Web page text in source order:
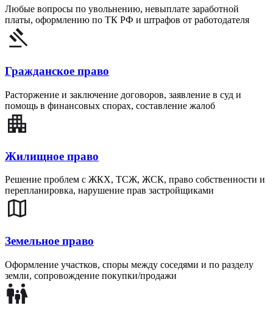
Любые вопросы по увольнению, невыплате заработной
платы, оформлению по ТК РФ и штрафов от работодателя
Гражданское право
Расторжение и заключение договоров, заявление в суд и
помощь в финансовых спорах, составление жалоб
Жилищное право
Решение проблем с ЖКХ, ТСЖ, ЖСК, право собственности и
перепланировка, нарушение прав застройщиками
Земельное право
Оформление участков, споры между соседями и по разделу
земли, сопровождение покупки/продажи